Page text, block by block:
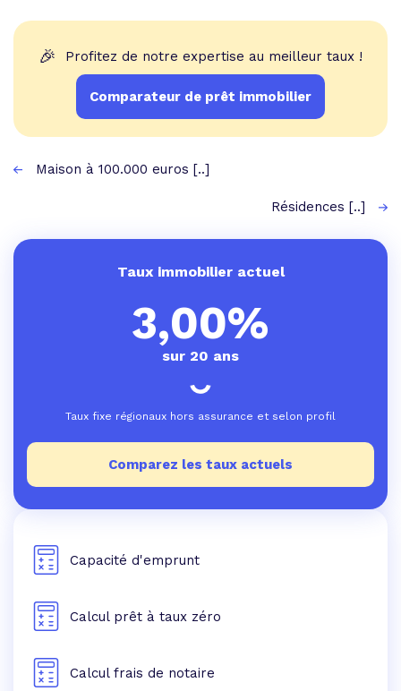
🎉 Profitez de notre expertise au meilleur taux !
Comparateur de prêt immobilier
Maison à 100.000 euros [..]
Résidences [..]
Taux immobilier actuel
3,00%
sur 20 ans
Taux fixe régionaux hors assurance et selon profil
Comparez les taux actuels
Capacité d'emprunt
Calcul prêt à taux zéro
Calcul frais de notaire